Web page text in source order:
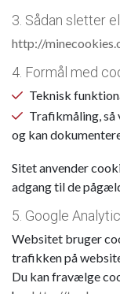
3. Sådan sletter
http://
4. Formål med
Teknisk
Trafikmåling, så
og kan
Sitet anvender
adgang til de
5. Google
Websitet bruger
trafikken på
Du kan fravælge